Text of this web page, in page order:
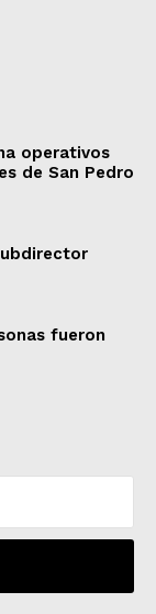
operativos
de San Pedro
fueron